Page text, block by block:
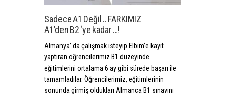
Sadece A1 Değil .. FARKIMIZ
A1’den B2 ‘ye kadar …!
Almanya’ da çalışmak isteyip Elbim’e kayıt
yaptıran öğrencilerimiz B1 düzeyinde
eğitimlerini ortalama 6 ay gibi sürede başarı ile
tamamladılar. Öğrencilerimiz, eğitimlerinin
sonunda girmiş oldukları Almanca B1 sınavını